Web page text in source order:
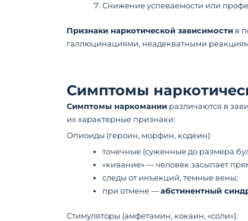
Снижение успеваемости или
Признаки наркотической зависимости в
галлюцинациями, неадекватными
Симптомы
Симптомы наркомании различаются в
их характерные признаки:
Опиоиды (героин, морфин, кодеин):
точечные (суженные до размера
«кивание» — человек засыпает
следы от инъекций, темные вены;
при отмене —абстинентный
Стимуляторы (амфетамин, кокаин, «соли»):